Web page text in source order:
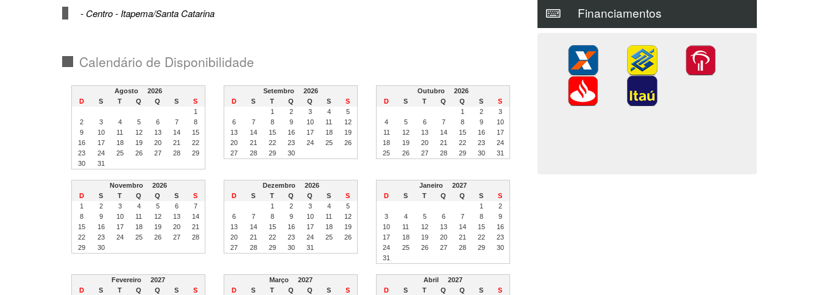
- Centro - Itapema/Santa Catarina
Calendário de Disponibilidade
Agosto 2026
D
S T Q Q S
S
1
2
3 4 5 6 7
8
9
10 11 12 13 14
15
16
17 18 19 20 21
22
23
24 25 26 27 28
29
30
31
Setembro 2026
D
S T Q Q S
S
1
2 3 4
5
6
7 8 9 10 11
12
13
14 15 16 17 18
19
20
21 22 23 24 25
26
27
28 29 30
Outubro 2026
D
S T Q Q S
S
1
2
3
4
5 6 7 8 9
10
11
12 13 14 15 16
17
18
19 20 21 22 23
24
25
26 27 28 29 30 31
Novembro 2026
D
S T Q Q S
S
1
2 3 4 5 6
7
8
9 10 11 12 13
14
15
16 17 18 19 20
21
22
23 24 25 26 27
28
29
30
Dezembro 2026
D
S T Q Q S
S
1
2 3 4
5
6
7 8 9 10 11
12
13
14 15 16 17 18
19
20
21 22 23 24 25
26
27
28 29 30 31
Janeiro 2027
D
S T Q Q S
S
1
2
3
4 5 6 7 8
9
10
11 12 13 14 15
16
17
18 19 20 21 22
23
24
25 26 27 28 29
30
31
Fevereiro 2027
D
S T Q Q S
S
Março 2027
D
S T Q Q S
S
Abril 2027
D
S T Q Q S
S
Financiamentos